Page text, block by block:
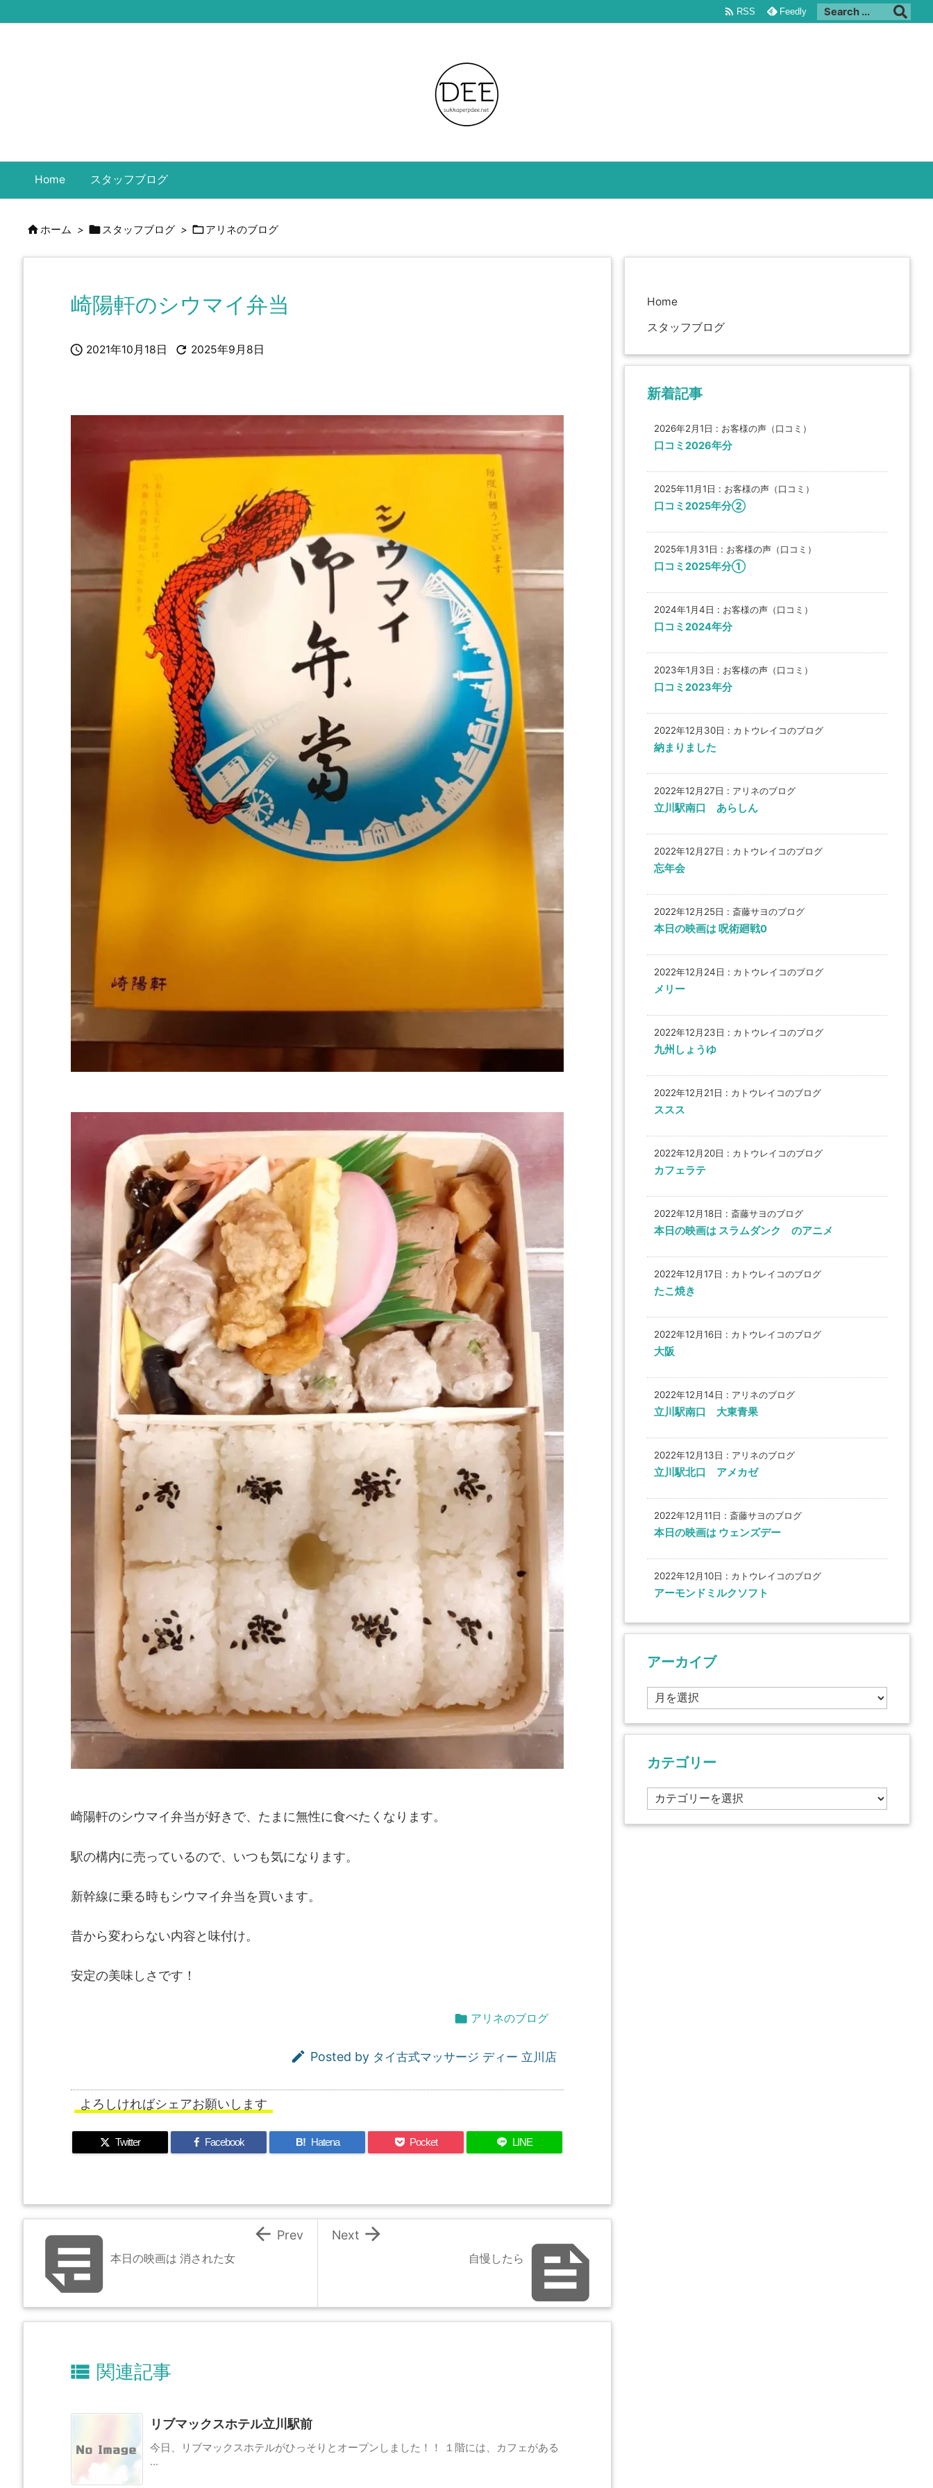
Home スタッフブログ
 RSS Feedly
ホーム > スタッフブログ > アリネのブログ
崎陽軒のシウマイ弁当
 2021年10月18日  2025年9月8日
崎陽軒のシウマイ弁当が好きで、たまに無性に食べたくなります。
駅の構内に売っているので、いつも気になります。
新幹線に乗る時もシウマイ弁当を買います。
昔から変わらない内容と味付け。
安定の美味しさです！
 アリネのブログ
 Posted by タイ古式マッサージ ディー 立川店
よろしければシェアお願いします
Twitter Facebook B! Hatena Pocket LINE

自慢したら

Next
本日の映画は 消された女
 Prev
 関連記事
リブマックスホテル立川駅前
今日、リブマックスホテルがひっそりとオープンしました！！ １階には、カフェがある
...
Home
スタッフブログ
新着記事
2026年2月1日 : お客様の声（口コミ）
口コミ2026年分
2025年11月1日 : お客様の声（口コミ）
口コミ2025年分②
2025年1月31日 : お客様の声（口コミ）
口コミ2025年分①
2024年1月4日 : お客様の声（口コミ）
口コミ2024年分
2023年1月3日 : お客様の声（口コミ）
口コミ2023年分
2022年12月30日 : カトウレイコのブログ
納まりました
2022年12月27日 : アリネのブログ
立川駅南口 あらしん
2022年12月27日 : カトウレイコのブログ
忘年会
2022年12月25日 : 斎藤サヨのブログ
本日の映画は 呪術廻戦0
2022年12月24日 : カトウレイコのブログ
メリー
2022年12月23日 : カトウレイコのブログ
九州しょうゆ
2022年12月21日 : カトウレイコのブログ
ススス
2022年12月20日 : カトウレイコのブログ
カフェラテ
2022年12月18日 : 斎藤サヨのブログ
本日の映画は スラムダンク のアニメ
2022年12月17日 : カトウレイコのブログ
たこ焼き
2022年12月16日 : カトウレイコのブログ
大阪
2022年12月14日 : アリネのブログ
立川駅南口 大東青果
2022年12月13日 : アリネのブログ
立川駅北口 アメカゼ
2022年12月11日 : 斎藤サヨのブログ
本日の映画は ウェンズデー
2022年12月10日 : カトウレイコのブログ
アーモンドミルクソフト
アーカイブ
ア
ー
カ
イ
カテゴリー
カ
テ
ゴ